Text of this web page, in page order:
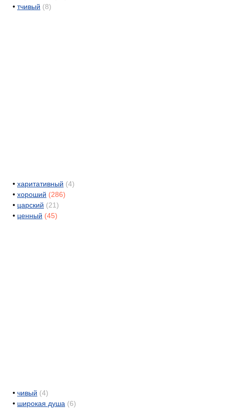
• тчивый (8)
• харитативный (4)
• хороший (286)
• царский (21)
• ценный (45)
• чивый (4)
• широкая душа (6)